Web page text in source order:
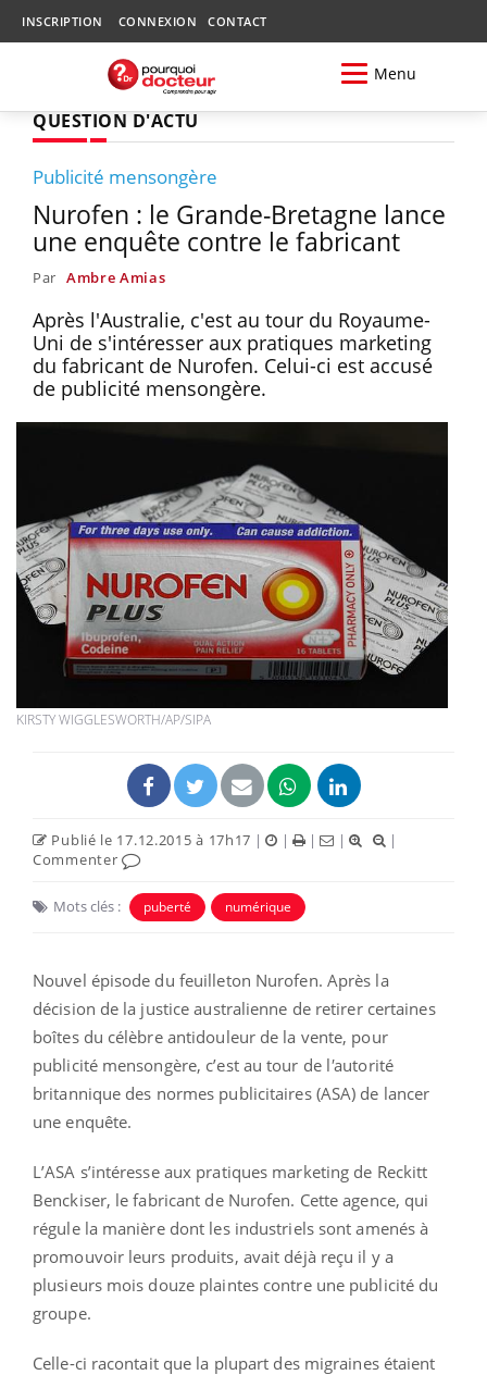
INSCRIPTION CONNEXION CONTACT
Menu
QUESTION D'ACTU
Publicité mensongère
Nurofen : le Grande-Bretagne lance
une enquête contre le fabricant
Par Ambre Amias
Après l'Australie, c'est au tour du Royaume-
Uni de s'intéresser aux pratiques marketing
du fabricant de Nurofen. Celui-ci est accusé
de publicité mensongère.
KIRSTY WIGGLESWORTH/AP/SIPA
Publié le 17.12.2015 à 17h17 | | | |
|
Commenter
Mots clés : puberté numérique
Nouvel épisode du feuilleton Nurofen. Après la
décision de la justice australienne de retirer certaines
boîtes du célèbre antidouleur de la vente, pour
publicité mensongère, c’est au tour de l'autorité
britannique des normes publicitaires (ASA) de lancer
une enquête.
L’ASA s’intéresse aux pratiques marketing de Reckitt
Benckiser, le fabricant de Nurofen. Cette agence, qui
régule la manière dont les industriels sont amenés à
promouvoir leurs produits, avait déjà reçu il y a
plusieurs mois douze plaintes contre une publicité du
groupe.
Celle-ci racontait que la plupart des migraines étaient